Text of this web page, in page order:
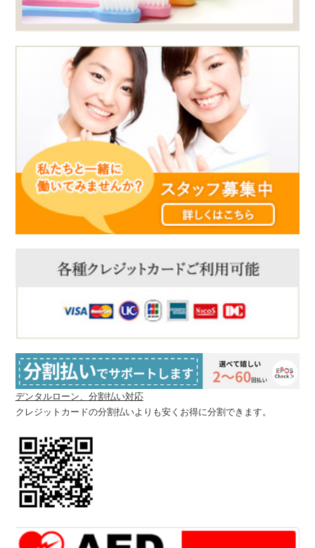
デンタルローン、分割払い対応
クレジットカードの分割払いよりも安くお得に分割できます。